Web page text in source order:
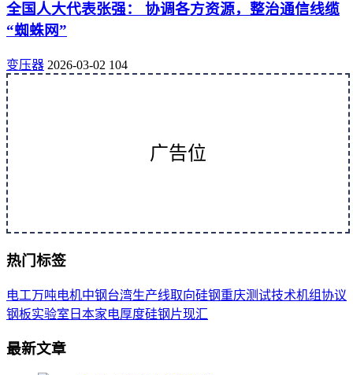
全国人大代表张强： 协调各方资源，整治通信线缆
“蜘蛛网”
变压器 2026-03-02 104
广告位
热门标签
电工万吨电机中钢台湾生产线取向硅钢重庆测试技术机组协议
钢板实验室 日本家电厚度硅钢片现汇
最新文章